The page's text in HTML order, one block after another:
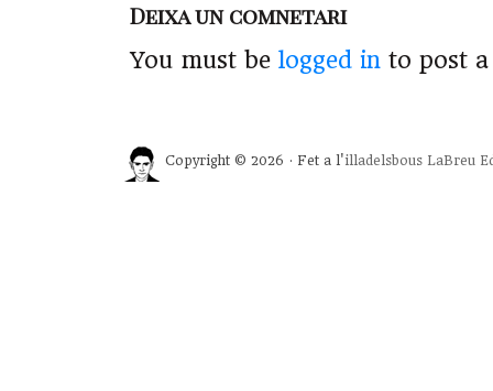
Deixa un comnetari
You must be logged in to post
Copyright © 2026 · Fet a l'illadelsbous LaBreu